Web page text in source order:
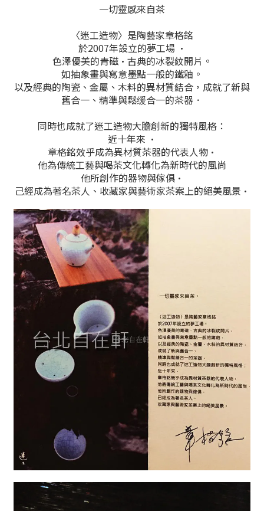
一切靈感來自茶
〈迷工造物〉是陶藝家章格銘
於2007年設立的夢工場 •
色澤優美的青磁•古典的冰裂紋開片。
如抽象畫與寫意墨點一般的鐵釉。
以及經典的陶瓷、金屬、木料的異材質結合，成就了新與
舊合一、精準與鬆缓合一的茶器．
同時也成就了迷工造物大膽創新的獨特風格：
近十年來 •
章格銘效乎成為異材質茶器的代表人物•
他為傳統工藝與喝茶文化轉化為新時代的風尚
他所創作的器物與傢俱•
己經成為著名茶人、收藏家與藝術家茶案上的絕美風景•